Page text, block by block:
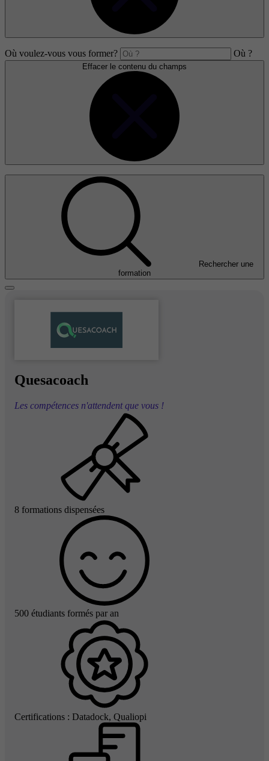
Où voulez-vous vous former? Où ?
Effacer le contenu du champs
Rechercher une
formation
Quesacoach
Les compétences n'attendent que vous !
8 formations dispensées
500 étudiants formés par an
Certifications : Datadock, Qualiopi